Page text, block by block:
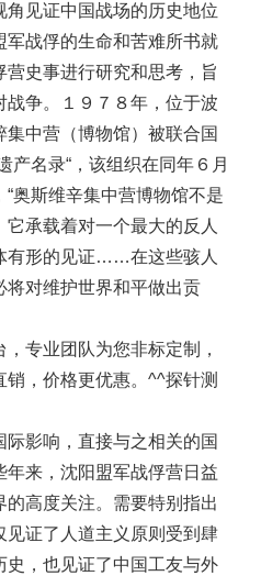
见证中国战场的历史地位
军战俘的生命和苦难所书就
史事进行研究和思考，旨
争。１９７８年，位于波
中营（博物馆）被联合国
产名录“，该组织在同年６月
奥斯维辛集中营博物馆不是
承载着对一个最大的反人
有形的见证……在这些骇人
将对维护世界和平做出贡
专业团队为您非标定制，
，价格更优惠。^^探针测
影响，直接与之相关的国
来，沈阳盟军战俘营日益
高度关注。需要特别指出
见证了人道主义原则受到肆
，也见证了中国工友与外